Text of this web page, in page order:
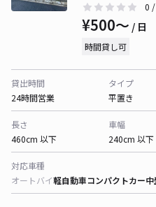
0
¥500〜 / 日
時間貸し可
貸出時間
24時間営業
タイプ
平置き
長さ
460cm 以下
車幅
240cm 以下
対応車種
オートバイ軽自動車コンパクトカー